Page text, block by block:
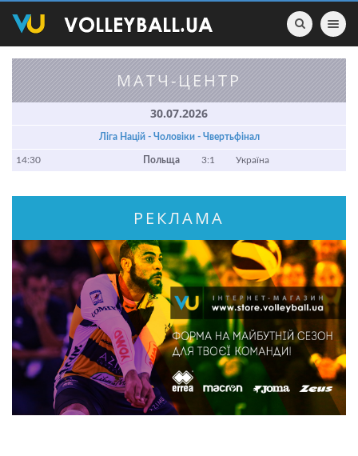
Toggle
МАТЧ-ЦЕНТР
30.07.2026
Ліга Націй - Чоловіки - Чвертьфінал
14:30 Польща 3:1 Україна
РЕКЛАМА